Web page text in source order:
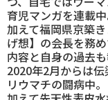
育児マンガを連載中
加えて福岡県京築
げ想】の会長を務
内容と自身の過去も
2020年2月からは
リウマチの闘病中。